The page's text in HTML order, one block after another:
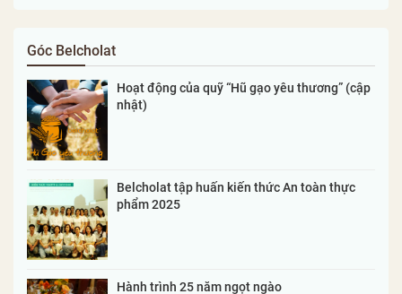
Góc Belcholat
Hoạt động của quỹ “Hũ gạo yêu thương” (cập
nhật)
Belcholat tập huấn kiến thức An toàn thực
phẩm 2025
Hành trình 25 năm ngọt ngào